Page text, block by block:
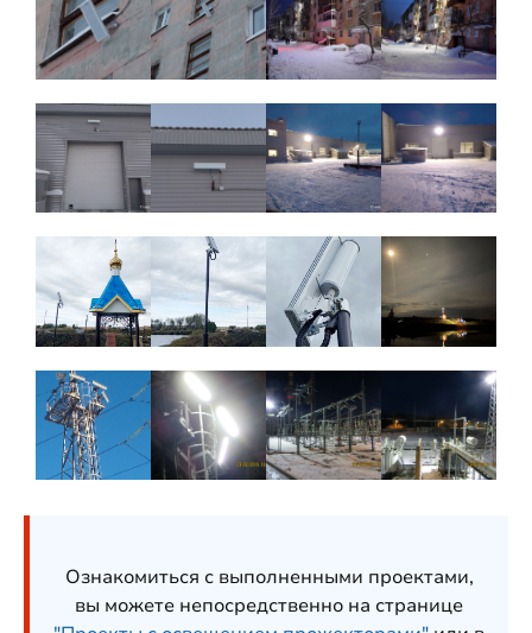
Ознакомиться с выполненными проектами,
вы можете непосредственно на странице